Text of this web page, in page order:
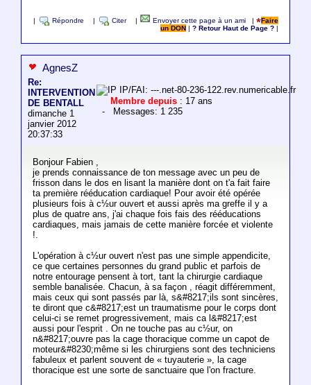
Répondre Citer Envoyer cette page à un ami |
Faire
un DON
|? Retour Haut de Page ?
AgnesZ
Re:
INTERVENTION
DE BENTALL
dimanche 1
janvier 2012
20:37:33
IP/FAI: ---.net-80-236-122.rev.numericable.fr
Membre depuis : 17 ans
- Messages: 1 235
Bonjour Fabien ,
je prends connaissance de ton message avec un peu de
frisson dans le dos en lisant la manière dont on t'a fait faire
ta première rééducation cardiaque! Pour avoir été opérée
plusieurs fois à c½ur ouvert et aussi après ma greffe il y a
plus de quatre ans, j'ai chaque fois fais des rééducations
cardiaques, mais jamais de cette manière forcée et violente
!.
L'opération à c½ur ouvert n'est pas une simple appendicite,
ce que certaines personnes du grand public et parfois de
notre entourage pensent à tort, tant la chirurgie cardiaque
semble banalisée. Chacun, à sa façon , réagit différemment,
mais ceux qui sont passés par là, s&#8217;ils sont sincères,
te diront que c&#8217;est un traumatisme pour le corps dont
celui-ci se remet progressivement, mais ca l&#8217;est
aussi pour l'esprit . On ne touche pas au c½ur, on
n&#8217;ouvre pas la cage thoracique comme un capot de
moteur&#8230;même si les chirurgiens sont des techniciens
fabuleux et parlent souvent de « tuyauterie », la cage
thoracique est une sorte de sanctuaire que l'on fracture.